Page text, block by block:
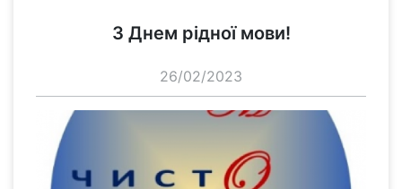
З Днем рідної мови!
26/02/2023